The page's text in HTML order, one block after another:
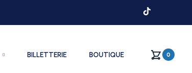
BILLETTERIE BOUTIQUE 0